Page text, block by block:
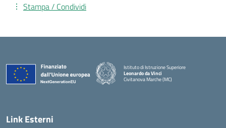
Stampa / Condividi
Istituto di Istruzione Superiore
Leonardo da Vinci
Civitanova Marche (MC)
Link Esterni